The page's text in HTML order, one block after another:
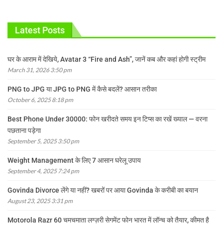
Latest Posts
घर के आराम में देखिये, Avatar 3 “Fire and Ash”, जानें कब और कहां होगी स्ट्रीम
March 31, 2026 3:50 pm
PNG to JPG या JPG to PNG में कैसे बदलें? आसान तरीका
October 6, 2025 8:18 pm
Best Phone Under 30000: फोन खरीदते समय इन टिप्स का रखें ख्याल — वरना
पछताना पड़ेगा
September 5, 2025 3:50 pm
Weight Management के लिए 7 आसान घरेलू उपाय
September 4, 2025 7:24 pm
Govinda Divorce लेंगे या नहीं? खबरों पर आया Govinda के करीबी का बयान
August 23, 2025 3:31 pm
Motorola Razr 60 चमचमाता लग्ज़री सेगमेंट फोन भारत में लॉन्च को तैयार, कीमत है